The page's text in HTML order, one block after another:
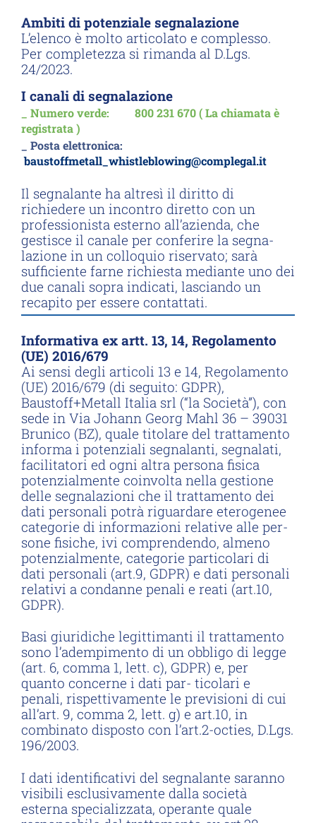
Ambiti di potenziale segnalazione
L’elenco è molto articolato e complesso.
Per completezza si rimanda al D.Lgs.
24/2023.
I canali di segnalazione
_ Numero verde: 800 231 670 ( La chiamata è
registrata )
_ Posta elettronica:
baustoffmetall_whistleblowing@complegal.it
Il segnalante ha altresì il diritto di
richiedere un incontro diretto con un
professionista esterno all’azienda, che
gestisce il canale per conferire la segna-
lazione in un colloquio riservato; sarà
sufficiente farne richiesta mediante uno dei
due canali sopra indicati, lasciando un
recapito per essere contattati.
Informativa ex artt. 13, 14, Regolamento
(UE) 2016/679
Ai sensi degli articoli 13 e 14, Regolamento
(UE) 2016/679 (di seguito: GDPR),
Baustoff+Metall Italia srl (“la Società”), con
sede in Via Johann Georg Mahl 36 – 39031
Brunico (BZ), quale titolare del trattamento
informa i potenziali segnalanti, segnalati,
facilitatori ed ogni altra persona fisica
potenzialmente coinvolta nella gestione
delle segnalazioni che il trattamento dei
dati personali potrà riguardare eterogenee
categorie di informazioni relative alle per-
sone fisiche, ivi comprendendo, almeno
potenzialmente, categorie particolari di
dati personali (art.9, GDPR) e dati personali
relativi a condanne penali e reati (art.10,
GDPR).
Basi giuridiche legittimanti il trattamento
sono l’adempimento di un obbligo di legge
(art. 6, comma 1, lett. c), GDPR) e, per
quanto concerne i dati par- ticolari e
penali, rispettivamente le previsioni di cui
all’art. 9, comma 2, lett. g) e art.10, in
combinato disposto con l’art.2-octies, D.Lgs.
196/2003.
I dati identificativi del segnalante saranno
visibili esclusivamente dalla società
esterna specializzata, operante quale